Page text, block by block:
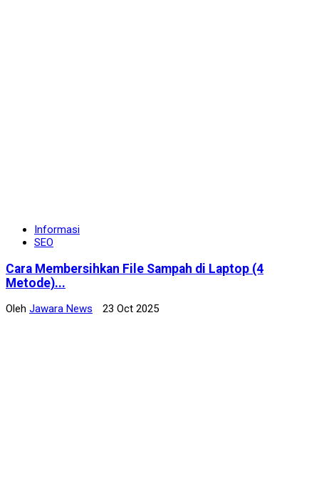
Informasi
SEO
Cara Membersihkan File Sampah di Laptop (4
Metode)...
Oleh Jawara News 23 Oct 2025